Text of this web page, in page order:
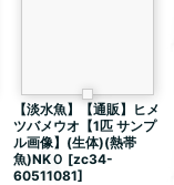
【淡水魚】【通販】ヒメ
ツバメウオ【1匹 サンプ
ル画像】(生体)(熱帯
魚)NKＯ [zc34-
60511081]